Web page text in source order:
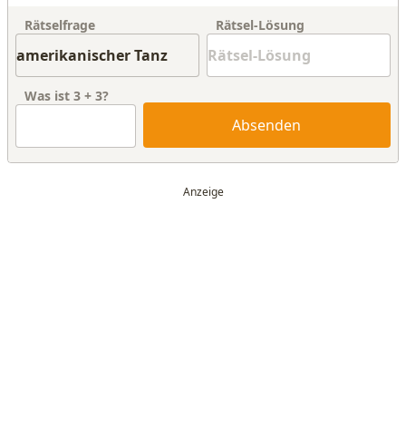
Rätselfrage Rätsel-Lösung
Was ist 3 + 3?
Absenden